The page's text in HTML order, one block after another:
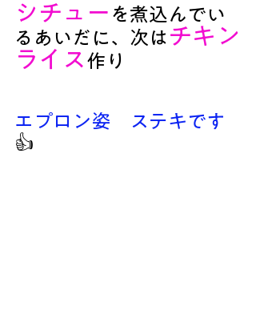
シチュー を煮込んでい
るあいだに、次は チキン
ライス 作り
エプロン姿　ステキです
👍